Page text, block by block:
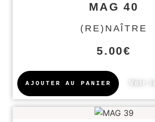
MAG 40
(RE)NAÎTRE
5.00€
AJOUTER AU PANIER Voir